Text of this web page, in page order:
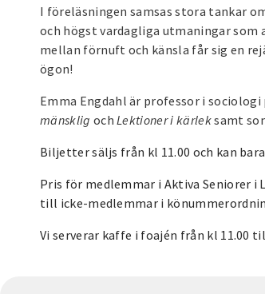
I föreläsningen samsas stora tankar
och högst vardagliga utmaningar
mellan förnuft och känsla får sig en
ögon!
Emma Engdahl är professor i
mänsklig ochLektioner i kärleksamt
Biljetter säljs från kl 11.00 och kan
Pris för medlemmar i Aktiva Seniorer i
till icke-medlemmar i
Vi serverar kaffe i foajén från kl 11.00